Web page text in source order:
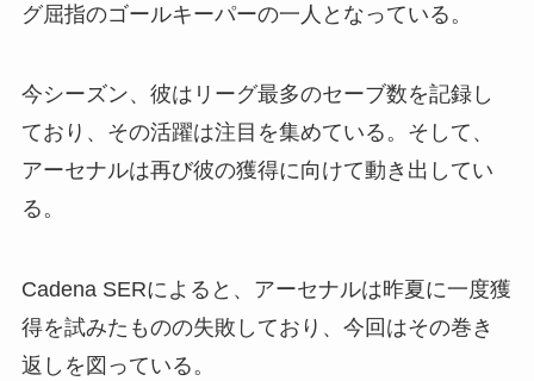
グ屈指のゴールキーパーの一人となっている。
今シーズン、彼はリーグ最多のセーブ数を記録し
ており、その活躍は注目を集めている。そして、
アーセナルは再び彼の獲得に向けて動き出してい
る。
Cadena SERによると、アーセナルは昨夏に一度獲
得を試みたものの失敗しており、今回はその巻き
返しを図っている。